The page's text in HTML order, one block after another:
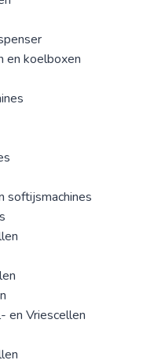
en koelboxen
softijsmachines
en Vriescellen